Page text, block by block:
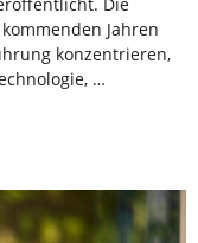
Jahren
konzentrieren,
…